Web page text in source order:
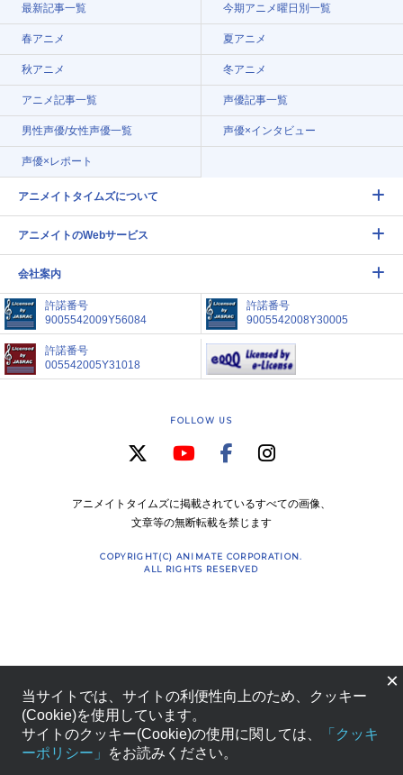
最新記事一覧 今期アニメ曜日別一覧
春アニメ 夏アニメ
秋アニメ 冬アニメ
アニメ記事一覧 声優記事一覧
男性声優/女性声優一覧 声優×インタビュー
声優×レポート
アニメイトタイムズについて
アニメイトのWebサービス
会社案内
許諾番号
9005542009Y56084
許諾番号
9005542008Y30005
許諾番号
005542005Y31018
FOLLOW US
アニメイトタイムズに掲載されているすべての画像、
文章等の無断転載を禁じます
COPYRIGHT(C) ANIMATE CORPORATION.
ALL RIGHTS RESERVED
×
当サイトでは、サイトの利便性向上のため、クッキー
(Cookie)を使用しています。
サイトのクッキー(Cookie)の使用に関しては、
「クッキ
ーポリシー」
をお読みください。